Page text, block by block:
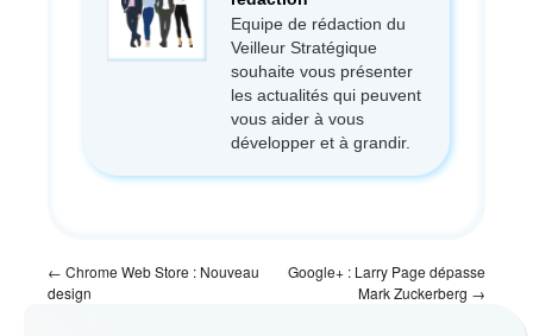
Equipe de rédaction du
Veilleur Stratégique
souhaite vous présenter
les actualités qui peuvent
vous aider à vous
développer et à grandir.
← Chrome Web Store : Nouveau
design
Google+ : Larry Page dépasse
Mark Zuckerberg →